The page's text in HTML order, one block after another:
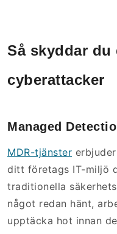
Så skyddar
cyberattacker
Managed
MDR-tjänster
ditt företags IT-miljö
traditionella
något redan hänt,
upptäcka hot innan